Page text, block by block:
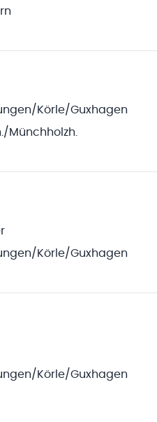
Körle/Guxhagen
Münchholzh.
Körle/Guxhagen
Körle/Guxhagen